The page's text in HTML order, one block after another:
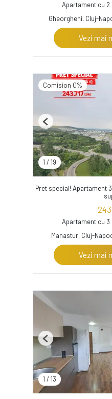
Apartament cu 2
Gheorgheni, Cluj-
Vezi mai
Comision 0%
1 / 19
Previous
Pret special! Apartament
Apartament cu 3
Manastur, Cluj-
Vezi mai
1 / 13
Previous